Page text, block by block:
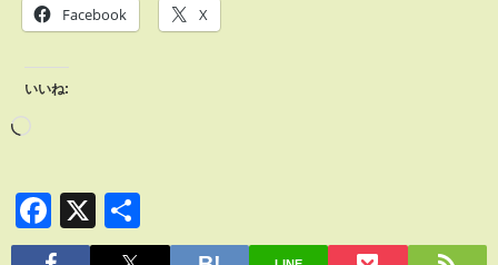
Facebook X
いいね:
Facebook
X
有